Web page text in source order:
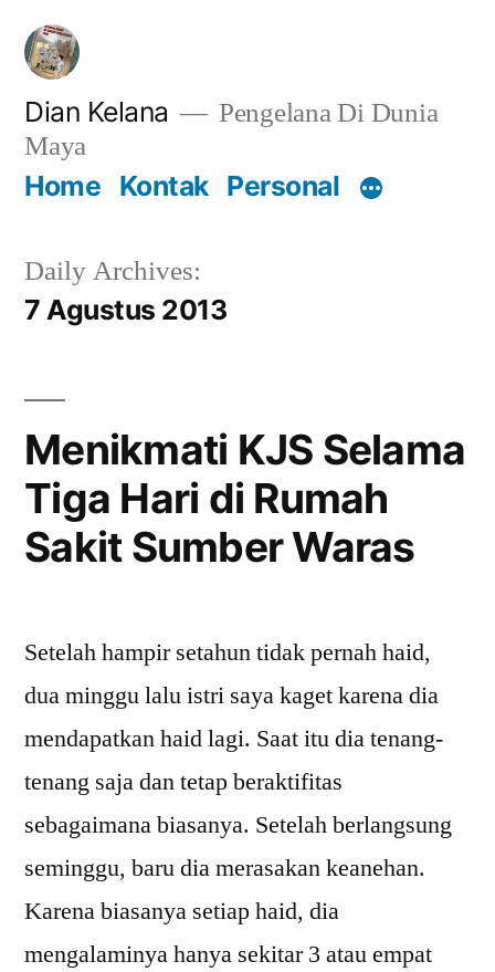
Lompat
konten
Dian Kelana
Pengelana Di Dunia
Maya
Home Kontak Personal
Daily Archives:
7 Agustus 2013
Menikmati KJS Selama
Tiga Hari di Rumah
Sakit Sumber Waras
Setelah hampir setahun tidak pernah haid,
dua minggu lalu istri saya kaget karena dia
mendapatkan haid lagi. Saat itu dia tenang-
tenang saja dan tetap beraktifitas
sebagaimana biasanya. Setelah berlangsung
seminggu, baru dia merasakan keanehan.
Karena biasanya setiap haid, dia
mengalaminya hanya sekitar 3 atau empat